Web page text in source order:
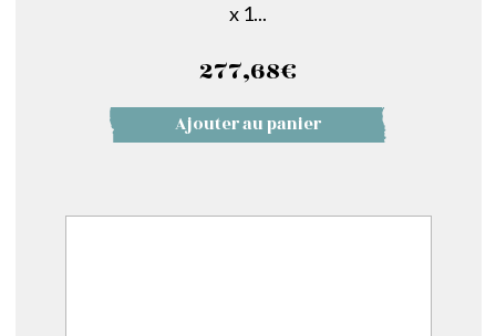
x 1...
277,68€
Ajouter au panier